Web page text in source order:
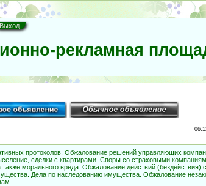
Выход
рекламная
протоколов. Обжалование решений управляющих
сделки с квартирами. Споры со страховыми
морального вреда. Обжалование действий (бездействия)
Дела по наследованию имущества. Обжалование